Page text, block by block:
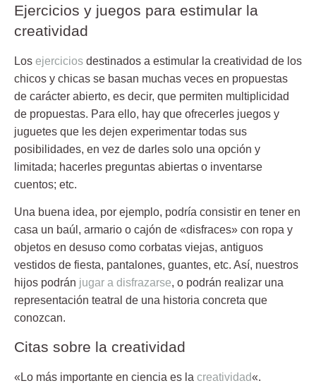
Ejercicios y juegos para estimular la
creatividad
Los ejercicios destinados a estimular la creatividad de los
chicos y chicas se basan muchas veces en propuestas
de carácter abierto, es decir, que permiten multiplicidad
de propuestas. Para ello, hay que ofrecerles juegos y
juguetes que les dejen experimentar todas sus
posibilidades, en vez de darles solo una opción y
limitada; hacerles preguntas abiertas o inventarse
cuentos; etc.
Una buena idea, por ejemplo, podría consistir en tener en
casa un baúl, armario o cajón de «disfraces» con ropa y
objetos en desuso como corbatas viejas, antiguos
vestidos de fiesta, pantalones, guantes, etc. Así, nuestros
hijos podrán jugar a disfrazarse, o podrán realizar una
representación teatral de una historia concreta que
conozcan.
Citas sobre la creatividad
«Lo más importante en ciencia es la creatividad«.